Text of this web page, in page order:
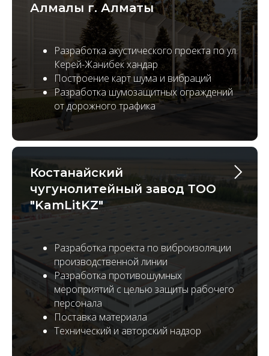
Алмалы г. Алматы
Разработка акустического проекта по ул.
Керей-Жанибек хандар
Построение карт шума и вибраций
Разработка шумозащитных ограждений
от дорожного трафика
Костанайский
чугунолитейный завод ТОО
"KamLitKZ"
Разработка проекта по виброизоляции
производственной линии
Разработка противошумных
мероприятий с целью защиты рабочего
персонала
Поставка материала
Технический и авторский надзор